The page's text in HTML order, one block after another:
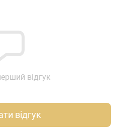
відгук
відгук